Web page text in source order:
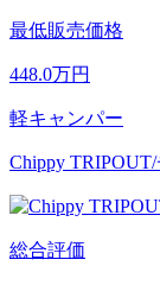
最低販売価格
448.0万円
軽キャンパー
Chippy
総合評価